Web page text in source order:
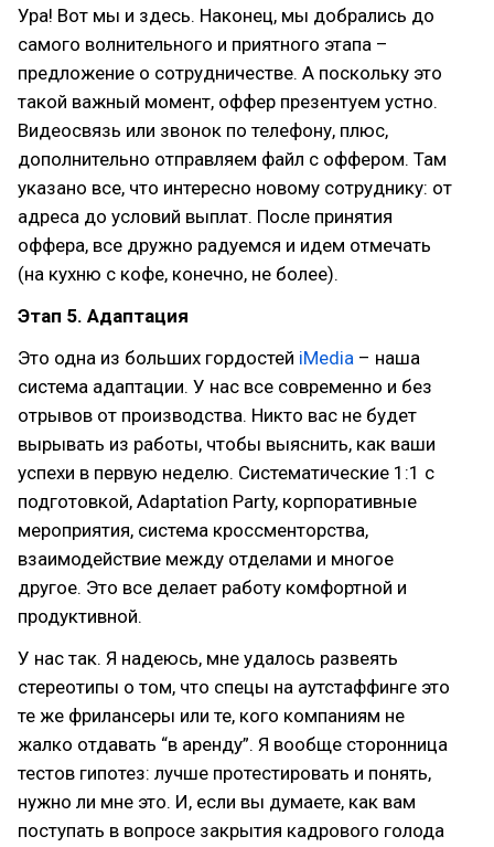
Ура! Вот мы и здесь. Наконец, мы добрались до
самого волнительного и приятного этапа –
предложение о сотрудничестве. А поскольку это
такой важный момент, оффер презентуем устно.
Видеосвязь или звонок по телефону, плюс,
дополнительно отправляем файл с оффером. Там
указано все, что интересно новому сотруднику: от
адреса до условий выплат. После принятия
оффера, все дружно радуемся и идем отмечать
(на кухню с кофе, конечно, не более).
Этап 5. Адаптация
Это одна из больших гордостей iMedia – наша
система адаптации. У нас все современно и без
отрывов от производства. Никто вас не будет
вырывать из работы, чтобы выяснить, как ваши
успехи в первую неделю. Систематические 1:1 с
подготовкой, Adaptation Party, корпоративные
мероприятия, система кроссменторства,
взаимодействие между отделами и многое
другое. Это все делает работу комфортной и
продуктивной.
У нас так. Я надеюсь, мне удалось развеять
стереотипы о том, что спецы на аутстаффинге это
те же фрилансеры или те, кого компаниям не
жалко отдавать “в аренду”. Я вообще сторонница
тестов гипотез: лучше протестировать и понять,
нужно ли мне это. И, если вы думаете, как вам
поступать в вопросе закрытия кадрового голода